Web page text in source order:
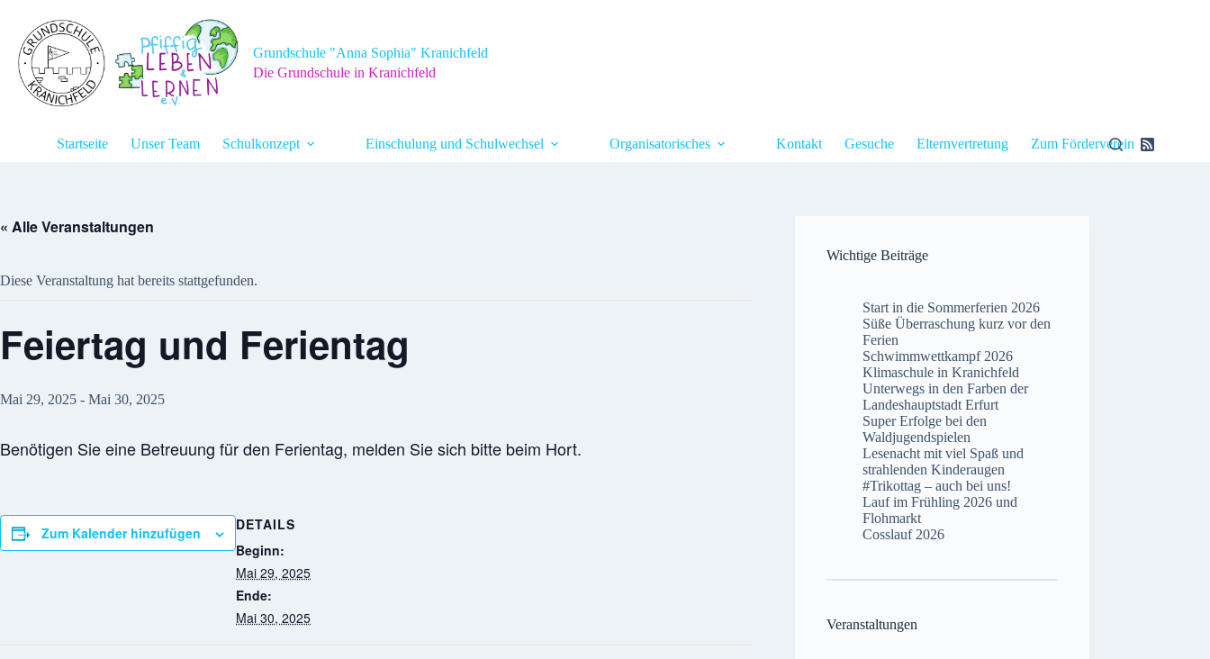
springen
Grundschule "Anna Sophia" Kranichfeld
Die Grundschule in Kranichfeld
Startseite Unser Team Schulkonzept Einschulung und Schulwechsel Organisatorisches Kontakt Gesuche Elternvertretung Zum Förderverein
« Alle Veranstaltungen
Diese Veranstaltung hat bereits stattgefunden.
Feiertag und Ferientag
Mai 29, 2025 - Mai 30, 2025
Benötigen Sie eine Betreuung für den Ferientag, melden Sie sich bitte beim Hort.
Zum Kalender hinzufügen
DETAILS
Beginn:
Mai 29, 2025
Ende:
Mai 30, 2025
Wichtige Beiträge
Start in die Sommerferien 2026
Süße Überraschung kurz vor den
Ferien
Schwimmwettkampf 2026
Klimaschule in Kranichfeld
Unterwegs in den Farben der
Landeshauptstadt Erfurt
Super Erfolge bei den
Waldjugendspielen
Lesenacht mit viel Spaß und
strahlenden Kinderaugen
#Trikottag – auch bei uns!
Lauf im Frühling 2026 und
Flohmarkt
Cosslauf 2026
Veranstaltungen